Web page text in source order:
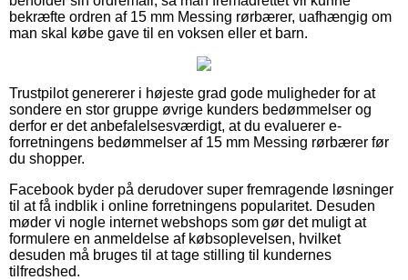
bekræfte ordren af 15 mm Messing rørbærer, uafhængig om
man skal købe gave til en voksen eller et barn.
Trustpilot genererer i højeste grad gode muligheder for at
sondere en stor gruppe øvrige kunders bedømmelser og
derfor er det anbefalelsesværdigt, at du evaluerer e-
forretningens bedømmelser af 15 mm Messing rørbærer før
du shopper.
Facebook byder på derudover super fremragende løsninger
til at få indblik i online forretningens popularitet. Desuden
møder vi nogle internet webshops som gør det muligt at
formulere en anmeldelse af købsoplevelsen, hvilket
desuden må bruges til at tage stilling til kundernes
tilfredshed.